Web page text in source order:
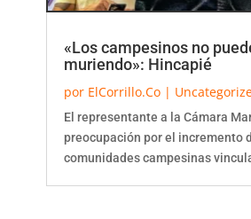
«Los campesinos no
muriendo»: Hincapié
por ElCorrillo.Co |
El representante a la Cámara
preocupación por el incremento
comunidades campesinas